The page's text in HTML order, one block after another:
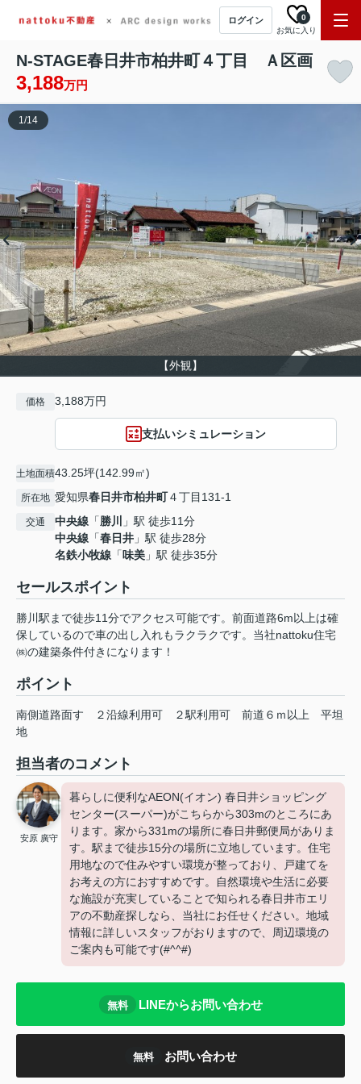
ログイン
お気に入り
0
N-STAGE春日井市柏井町４丁目 Ａ区画
3,188万円
【外観】
1/14
価格 3,188万円
支払いシミュレーション
土地面積43.25坪(142.99㎡)
所在地 愛知県春日井市柏井町４丁目131-1
交通 中央線 「勝川
」駅 徒歩11分
中央線 「春日井 」駅 徒歩28分
名鉄小牧線 「味美 」駅 徒歩35分
セールスポイント
勝川駅まで徒歩11分でアクセス可能です。前面道路6m以上は確
保しているので車の出し入れもラクラクです。当社nattoku住宅
㈱の建築条件付きになります！
ポイント
南側道路面す ２沿線利用可 ２駅利用可 前道６ｍ以上
平坦
地
担当者のコメント
安原 廣守
暮らしに便利なAEON(イオン) 春日井ショッピング
センター(スーパー)がこちらから303mのところにあ
ります。家から331mの場所に春日井郵便局がありま
す。駅まで徒歩15分の場所に立地しています。住宅
用地なので住みやすい環境が整っており、戸建てを
お考えの方におすすめです。自然環境や生活に必要
な施設が充実していることで知られる春日井市エリ
アの不動産探しなら、当社にお任せください。地域
情報に詳しいスタッフがおりますので、周辺環境の
ご案内も可能です(#^^#)
無料 LINEからお問い合わせ
無料 お問い合わせ